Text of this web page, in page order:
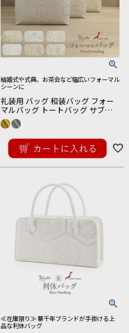
結婚式や式典、お茶会など幅広いフォーマル
シーンに
礼装用 バッグ 和装バッグ フォー
マルバッグ トートバッグ サブバ
ッグ 全6種類 シルバー ゴールド
クリーム 唐花 花菱 洋唐花 日本製
ポリエステル
16,500税込
≪在庫限り≫ 華千年ブランドが手掛ける上
品な利休バッグ